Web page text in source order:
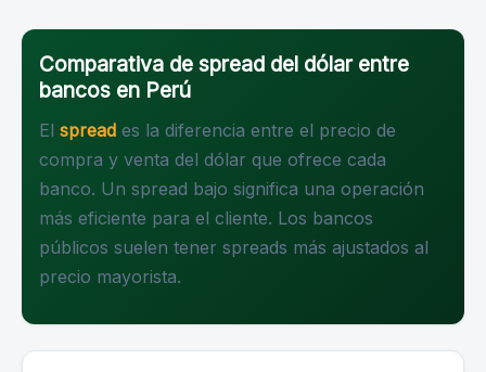
Comparativa de spread del dólar entre
bancos en Perú
El spread es la diferencia entre el precio de
compra y venta del dólar que ofrece cada
banco. Un spread bajo significa una operación
más eficiente para el cliente. Los bancos
públicos suelen tener spreads más ajustados al
precio mayorista.